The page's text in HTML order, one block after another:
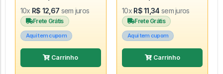
10x R$ 12,67 sem juros
Frete Grátis
Aqui tem cupom
Carrinho
10x R$ 11,34 sem juros
Frete Grátis
Aqui tem cupom
Carrinho